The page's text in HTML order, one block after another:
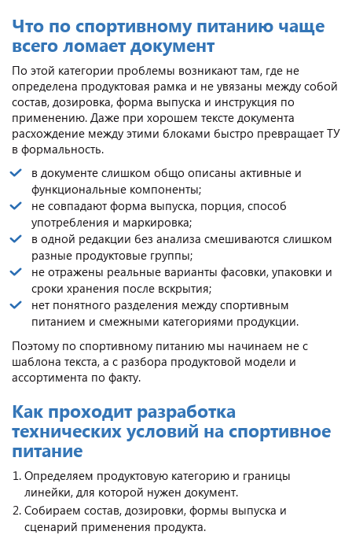
Что по спортивному питанию чаще
всего ломает документ
По этой категории проблемы возникают там, где не
определена продуктовая рамка и не увязаны между собой
состав, дозировка, форма выпуска и инструкция по
применению. Даже при хорошем тексте документа
расхождение между этими блоками быстро превращает ТУ
в формальность.
в документе слишком общо описаны активные и
функциональные компоненты;
не совпадают форма выпуска, порция, способ
употребления и маркировка;
в одной редакции без анализа смешиваются слишком
разные продуктовые группы;
не отражены реальные варианты фасовки, упаковки и
сроки хранения после вскрытия;
нет понятного разделения между спортивным
питанием и смежными категориями продукции.
Поэтому по спортивному питанию мы начинаем не с
шаблона текста, а с разбора продуктовой модели и
ассортимента по факту.
Как проходит разработка
технических условий на спортивное
питание
Определяем продуктовую категорию и границы
линейки, для которой нужен документ.
Собираем состав, дозировки, формы выпуска и
сценарий применения продукта.